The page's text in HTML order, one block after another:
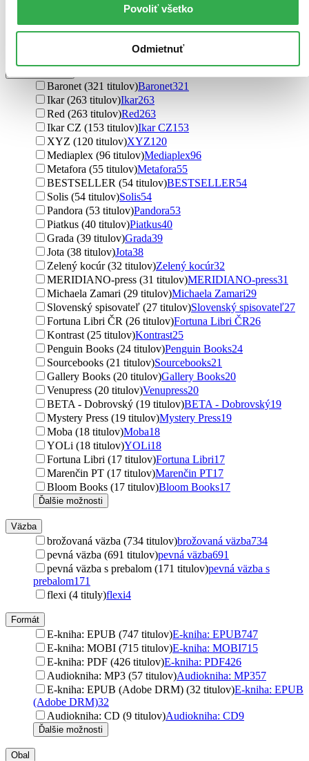
Povoliť všetko
Odmietnuť
L.S. Hilton (19 titulov)L.S. Hilton
Stela Rouge (18 titulov)Stela Rouge18
Baronet (321 titulov)Baronet321
Ikar (263 titulov)Ikar263
Red (263 titulov)Red263
Ikar CZ (153 titulov)Ikar CZ153
XYZ (120 titulov)XYZ120
Mediaplex (96 titulov)Mediaplex96
Metafora (55 titulov)Metafora55
BESTSELLER (54 titulov)BESTSELLER54
Solis (54 titulov)Solis54
Pandora (53 titulov)Pandora53
Piatkus (40 titulov)Piatkus40
Grada (39 titulov)Grada39
Jota (38 titulov)Jota38
Zelený kocúr (32 titulov)Zelený kocúr32
MERIDIANO-press (31 titulov)MERIDIANO-press31
Michaela Zamari (29 titulov)Michaela Zamari29
Slovenský spisovateľ (27 titulov)Slovenský spisovateľ27
Fortuna Libri ČR (26 titulov)Fortuna Libri ČR26
Kontrast (25 titulov)Kontrast25
Penguin Books (24 titulov)Penguin Books24
Sourcebooks (21 titulov)Sourcebooks21
Gallery Books (20 titulov)Gallery Books20
Venupress (20 titulov)Venupress20
BETA - Dobrovský (19 titulov)BETA - Dobrovský19
Mystery Press (19 titulov)Mystery Press19
Moba (18 titulov)Moba18
YOLi (18 titulov)YOLi18
Fortuna Libri (17 titulov)Fortuna Libri17
Marenčin PT (17 titulov)Marenčin PT17
Bloom Books (17 titulov)Bloom Books17
Ďalšie možnosti
Väzba
brožovaná väzba (734 titulov)brožovaná väzba734
pevná väzba (691 titulov)pevná väzba691
pevná väzba s prebalom (171 titulov)pevná väzba s
prebalom171
flexi (4 tituly)flexi4
Formát
E-kniha: EPUB (747 titulov)E-kniha: EPUB747
E-kniha: MOBI (715 titulov)E-kniha: MOBI715
E-kniha: PDF (426 titulov)E-kniha: PDF426
Audiokniha: MP3 (57 titulov)Audiokniha: MP357
E-kniha: EPUB (Adobe DRM) (32 titulov)E-kniha: EPUB
(Adobe DRM)32
Audiokniha: CD (9 titulov)Audiokniha: CD9
Ďalšie možnosti
Obal